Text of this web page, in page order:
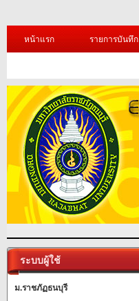
หน้าแรก รายการบันทึก
ระบบผู้ใช้
ม.ราชภัฏธนบุรี